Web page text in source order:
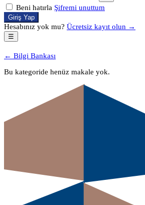
Beni hatırla Şifremi unuttum
Giriş Yap
Hesabınız yok mu? Ücretsiz kayıt olun →
☰
← Bilgi Bankası
Bu kategoride henüz makale yok.